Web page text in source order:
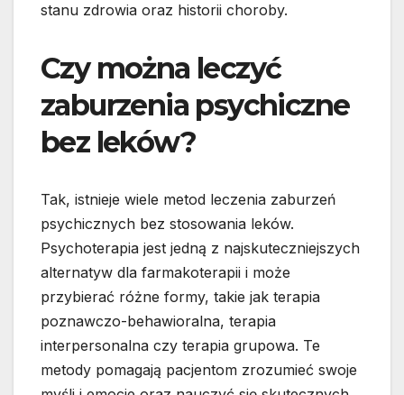
stanu zdrowia oraz historii choroby.
Czy można leczyć
zaburzenia psychiczne
bez leków?
Tak, istnieje wiele metod leczenia zaburzeń
psychicznych bez stosowania leków.
Psychoterapia jest jedną z najskuteczniejszych
alternatyw dla farmakoterapii i może
przybierać różne formy, takie jak terapia
poznawczo-behawioralna, terapia
interpersonalna czy terapia grupowa. Te
metody pomagają pacjentom zrozumieć swoje